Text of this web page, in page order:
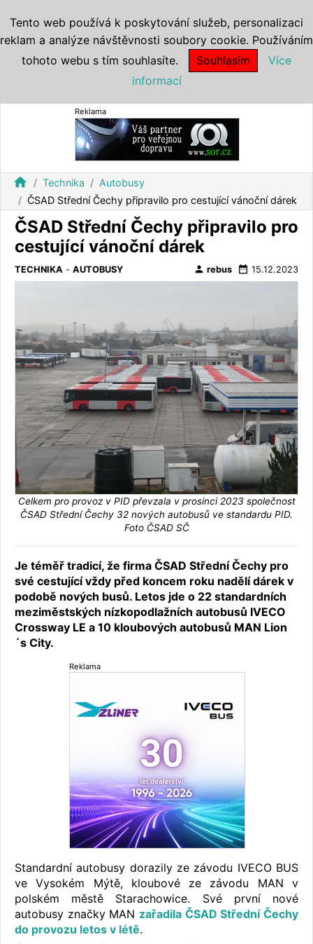
Reklama
home Technika
Autobusy
ČSAD Střední Čechy připravilo pro cestující vánoční dárek
ČSAD Střední Čechy připravilo pro
cestující vánoční dárek
TECHNIKA - AUTOBUSY person rebus date_range 15.12.2023
Celkem pro provoz v PID převzala v prosinci 2023 společnost
ČSAD Střední Čechy 32 nových autobusů ve standardu PID.
Foto ČSAD SČ
Je téměř tradicí, že firma ČSAD Střední Čechy pro
své cestující vždy před koncem roku nadělí dárek v
podobě nových busů. Letos jde o 22 standardních
meziměstských nízkopodlažních autobusů IVECO
Crossway LE a 10 kloubových autobusů MAN Lion
´s City.
Reklama
Standardní autobusy dorazily ze závodu IVECO BUS
ve Vysokém Mýtě, kloubové ze závodu MAN v
polském městě Starachowice. Své první nové
autobusy značky MAN zařadila ČSAD Střední Čechy
do provozu letos v létě.
Tento web používá k poskytování služeb, personalizaci
reklam a analýze návštěvnosti soubory cookie. Používáním
tohoto webu s tím souhlasíte.
Souhlasím
Více
informací